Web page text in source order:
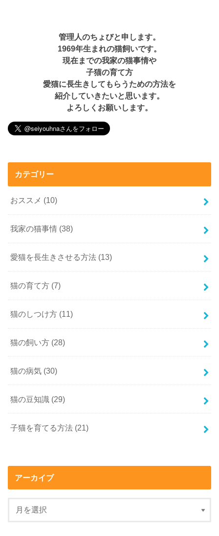
管理人のちょびと申します。
1969年生まれの猫飼いです。
現在までの我家の猫事情や
子猫の育て方
愛猫に長生きしてもらうための方法を
紹介していきたいと思います。
よろしくお願いします。
カテゴリー
おススメ (10)
我家の猫事情 (38)
愛猫を長生きさせる方法 (13)
猫の育て方 (7)
猫のしつけ方 (11)
猫の飼い方 (28)
猫の病気 (30)
猫の豆知識 (29)
子猫を育てる方法 (21)
アーカイブ